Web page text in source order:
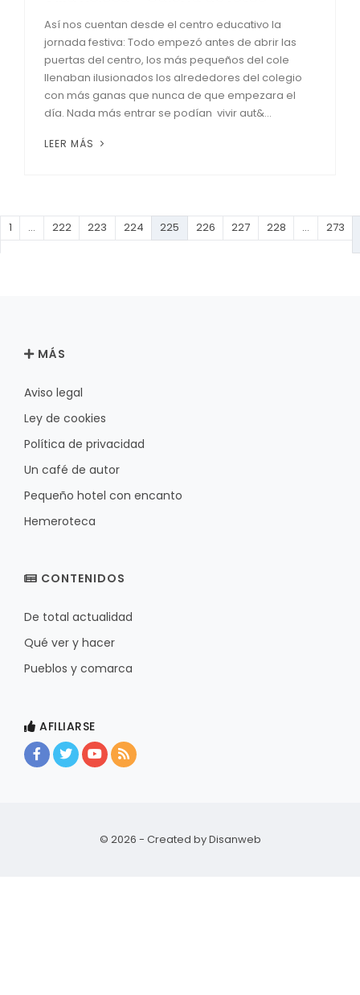
Así nos cuentan desde el centro educativo la
jornada festiva: Todo empezó antes de abrir las
puertas del centro, los más pequeños del cole
llenaban ilusionados los alrededores del colegio
con más ganas que nunca de que empezara el
día. Nada más entrar se podían vivir aut&...
LEER MÁS
1 … 222 223 224 225 226 227 228 … 273
MÁS
Aviso legal
Ley de cookies
Política de privacidad
Un café de autor
Pequeño hotel con encanto
Hemeroteca
CONTENIDOS
De total actualidad
Qué ver y hacer
Pueblos y comarca
AFILIARSE
© 2026 - Created byDisanweb